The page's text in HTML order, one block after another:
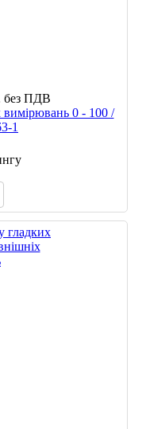
без ПДВ
вимірювань 0 - 100 /
1